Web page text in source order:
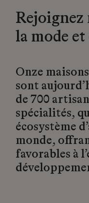
Rejoignez
la mode
Onze
sont
de 700
spécialités,
écosystème
monde,
favorables à